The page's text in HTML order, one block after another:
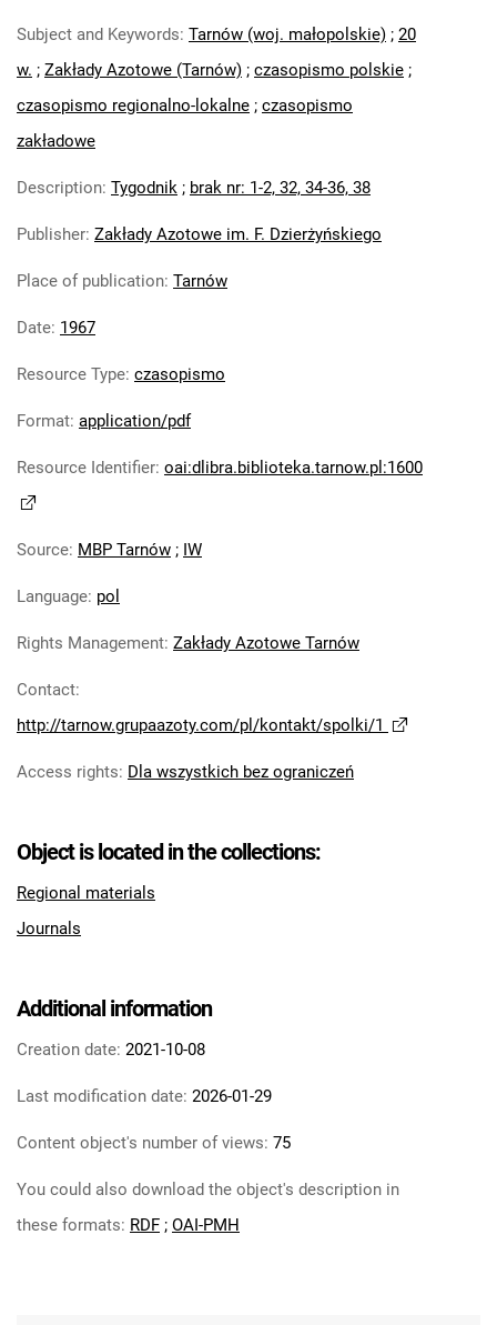
Robotniczego Zakładów Azotowych im.
Feliksa Dzierżyńskiego. 1967, nr 8
Tarnowskie Azoty : Organ Samorządu
Tarnowskie Azoty : Organ Samorządu
Feliksa Dzierżyńskiego. 1967, nr 10
Robotniczego Zakładów Azotowych im.
Robotniczego Zakładów Azotowych im.
Feliksa Dzierżyńskiego. 1967, nr 12
Robotniczego Zakładów Azotowych im.
Robotniczego Zakładów Azotowych im.
Feliksa Dzierżyńskiego. 1967, nr 14
Robotniczego Zakładów Azotowych im.
Robotniczego Zakładów Azotowych im.
Tarnowskie Azoty : Organ Samorządu
Feliksa Dzierżyńskiego. 1967, nr 17
Robotniczego Zakładów Azotowych im.
Feliksa Dzierżyńskiego. 1967, nr 19
Tarnowskie Azoty : Organ Samorządu
Feliksa Dzierżyńskiego. 1967, nr 20
Tarnowskie Azoty : Organ Samorządu
Feliksa Dzierżyńskiego. 1967, nr 21
Tarnowskie Azoty : Organ Samorządu
Subject and Keywords: Tarnów (woj. małopolskie) ; 20
w. ; Zakłady Azotowe (Tarnów) ; czasopismo polskie ;
czasopismo regionalno-lokalne ; czasopismo
zakładowe
Description: Tygodnik ; brak nr: 1-2, 32, 34-36, 38
Publisher: Zakłady Azotowe im. F. Dzierżyńskiego
Place of publication: Tarnów
Date: 1967
Resource Type: czasopismo
Format: application/pdf
Resource Identifier: oai:dlibra.biblioteka.tarnow.pl:1600
Source: MBP Tarnów ; IW
Language: pol
Rights Management: Zakłady Azotowe Tarnów
Contact:
http://tarnow.grupaazoty.com/pl/kontakt/spolki/1
Access rights: Dla wszystkich bez ograniczeń
Object is located in the collections:
Regional materials
Journals
Additional information
Creation date: 2021-10-08
Last modification date: 2026-01-29
Content object's number of views: 75
You could also download the object's description in
these formats: RDF ; OAI-PMH